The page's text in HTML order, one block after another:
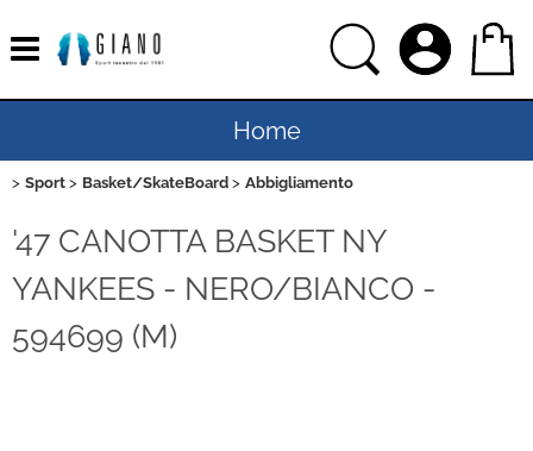
Home
Uomo
Donna
Sport Basket/SkateBoard Abbigliamento
'47 CANOTTA BASKET NY
YANKEES - NERO/BIANCO -
594699 (M)